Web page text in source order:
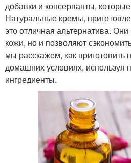
добавки и консерванты,
Натуральные кремы,
это отличная альтернатива.
кожи, но и позволяют
мы расскажем, как приготовить
домашних условиях, используя
ингредиенты.